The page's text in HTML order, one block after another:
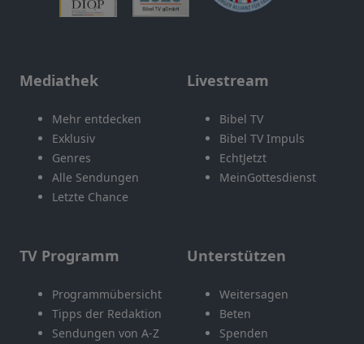
Mediathek
Mehr entdecken
Exklusiv
Genres
Alle Sendungen
Letzte Chance
Livestream
Bibel TV
Bibel TV Impuls
EchtJetzt
MeinGottesdienst
TV Programm
Programmübersicht
Tipps der Redaktion
Sendungen von A-Z
Unterstützen
Weitersagen
Beten
Spenden